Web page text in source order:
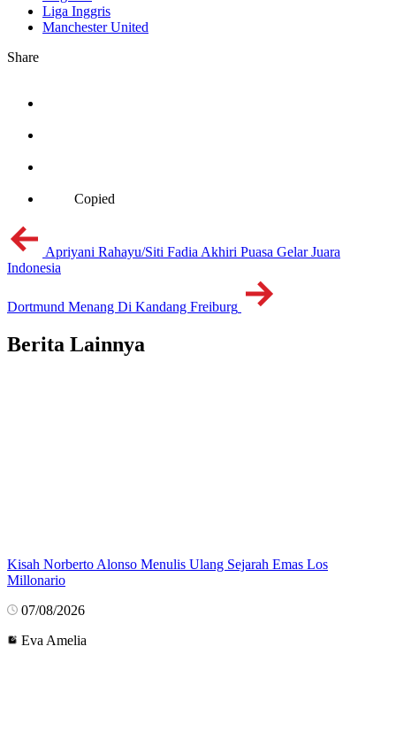
Liga Inggris
Manchester United
Share
Copied
Apriyani Rahayu/Siti Fadia Akhiri Puasa Gelar Juara
Indonesia
Dortmund Menang Di Kandang Freiburg
Berita Lainnya
Kisah Norberto Alonso Menulis Ulang Sejarah Emas Los
Millonario
07/08/2026
Eva Amelia